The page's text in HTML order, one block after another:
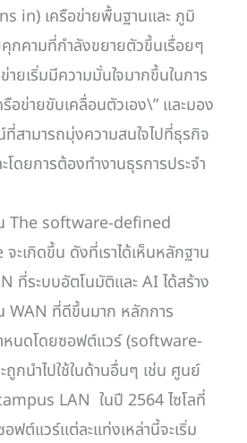
in) เครือข่ายพื้นฐานและ ภูมิ
กคามที่กำลังขยายตัวขึ้นเรื่อยๆ
ายเริ่มมีความมั่นใจมากขึ้นในการ
อข่ายขับเคลื่อนตัวเอง\” และมอง
ที่สามารถมุ่งความสนใจไปที่ธุรกิจ
โดยการต้องทำงานธุรการประจำ
The software-defined
ะเกิดขึ้น ดังที่เราได้เห็นหลักฐาน
ที่ระบบอัตโนมัติและ AI ได้สร้าง
WAN ที่ดีขึ้นมาก หลักการ
หนดโดยซอฟต์แวร์ (software-
กนำไปใช้ในด้านอื่นๆ เช่น ศูนย์
LAN ในปี 2564 ไซโลที่
ฟต์แวร์แต่ละแท่งเหล่านี้จะเริ่ม